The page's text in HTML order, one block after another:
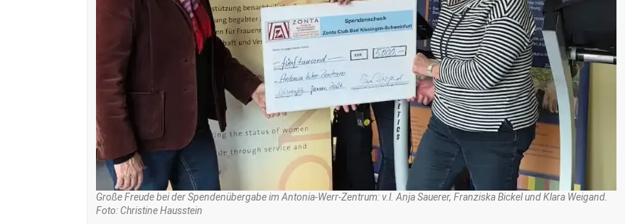
Große Freude bei der Spendenübergabe im Antonia-Werr-Zentrum: v.l. Anja Sauerer, Franziska Bickel und Klara Weigand.
Foto: Christine Hausstein